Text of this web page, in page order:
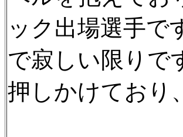
ック出場選手で
で寂しい限りで
押しかけており